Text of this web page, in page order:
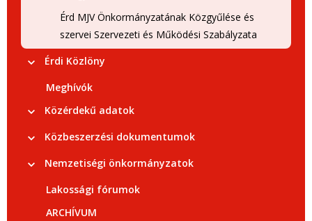
Érd MJV Önkormányzatának Közgyűlése és
szervei Szervezeti és Működési Szabályzata
Érdi Közlöny
Meghívók
Közérdekű adatok
Közbeszerzési dokumentumok
Nemzetiségi önkormányzatok
Lakossági fórumok
ARCHÍVUM